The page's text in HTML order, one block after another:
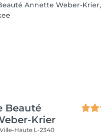
Beauté
Krier
Ville-Haute L-2340